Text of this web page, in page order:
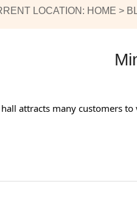
LOCATION: HOME >
attracts many customers